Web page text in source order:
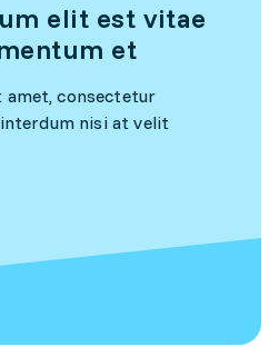
elit est vitae
et
consectetur
nisi at velit